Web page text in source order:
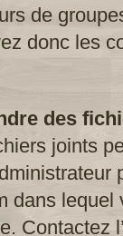
de
donc les
des
joints
dans
Contactez